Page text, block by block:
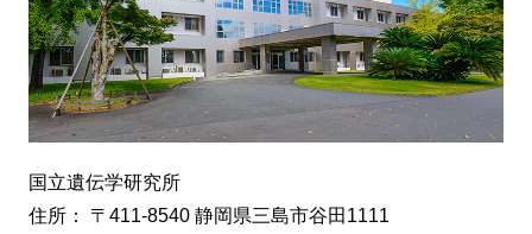
国立遺伝学研究所
住所： 〒411-8540 静岡県三島市谷田1111